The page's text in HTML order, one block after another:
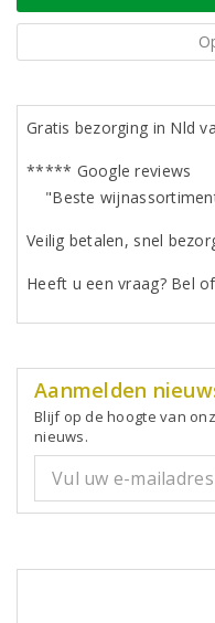
Gratis bezorging in Nld
***** Google reviews
"Beste
Veilig betalen, snel
Heeft u een vraag? Bel
Aanmelden
Blijf op de hoogte van
nieuws.